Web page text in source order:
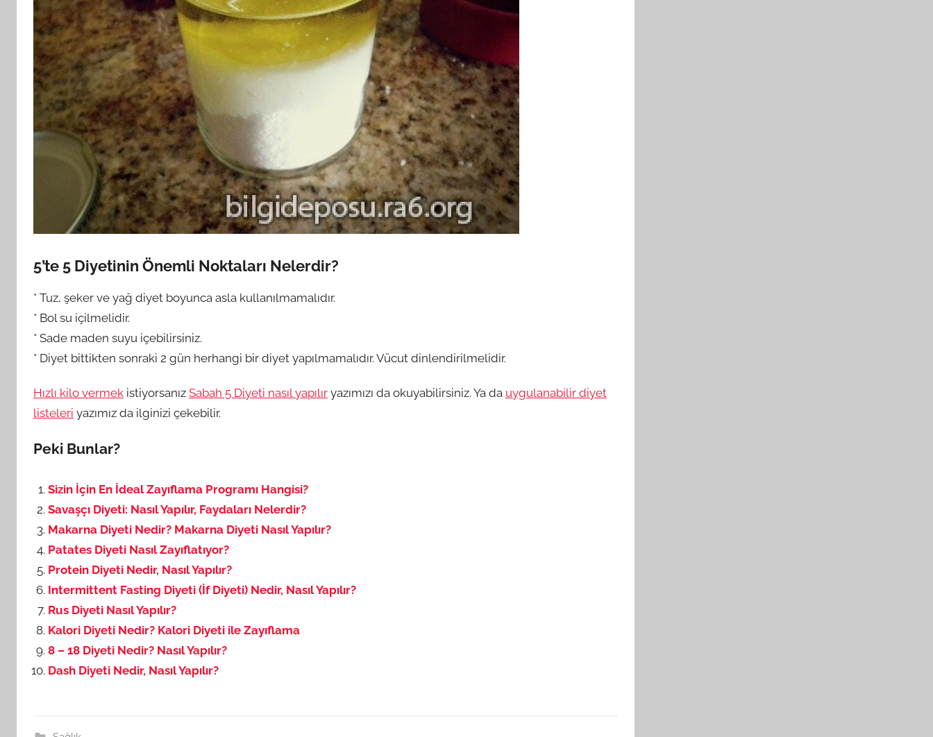
5’te 5 Diyetinin Önemli Noktaları Nelerdir?
* Tuz, şeker ve yağ diyet boyunca asla kullanılmamalıdır.
* Bol su içilmelidir.
* Sade maden suyu içebilirsiniz.
* Diyet bittikten sonraki 2 gün herhangi bir diyet yapılmamalıdır. Vücut dinlendirilmelidir.
Hızlı kilo vermek istiyorsanız Sabah 5 Diyeti nasıl yapılır yazımızı da okuyabilirsiniz. Ya da uygulanabilir diyet
listeleri yazımız da ilginizi çekebilir.
Peki Bunlar?
Sizin İçin En İdeal Zayıflama Programı Hangisi?
Savaşçı Diyeti: Nasıl Yapılır, Faydaları Nelerdir?
Makarna Diyeti Nedir? Makarna Diyeti Nasıl Yapılır?
Patates Diyeti Nasıl Zayıflatıyor?
Protein Diyeti Nedir, Nasıl Yapılır?
Intermittent Fasting Diyeti (İf Diyeti) Nedir, Nasıl Yapılır?
Rus Diyeti Nasıl Yapılır?
Kalori Diyeti Nedir? Kalori Diyeti ile Zayıflama
8 – 18 Diyeti Nedir? Nasıl Yapılır?
Dash Diyeti Nedir, Nasıl Yapılır?